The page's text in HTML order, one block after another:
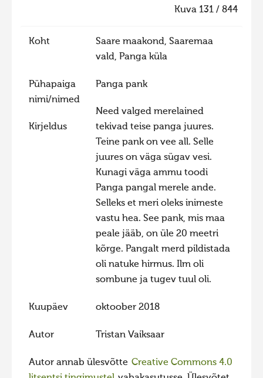
Hiite kuvavõistlus 2023 lisa
Hiite kuvavõistlus 2022
Hiite kuvavõistlus 2022 lisa
Liikuvad kuvad 2022
Hiite kuvavõistlus 2021
Hiite kuvavõistlus 2021 lisa
Liikuvad kuvad 2021
Hiite kuvavõistlus 2020 lisa
Liikuvad kuvad 2020
Hiite kuvavõistlus 2017
Hiite kuvavõistlus 2016
Hiite kuvavõistlus 2014
Kuva 131 / 844
Koht
Saare maakond, Saaremaa
vald, Panga küla
Pühapaiga
nimi/nimed
Panga pank
Kirjeldus
Need valged merelained
tekivad teise panga juures.
Teine pank on vee all. Selle
juures on väga sügav vesi.
Kunagi väga ammu toodi
Panga pangal merele ande.
Selleks et meri oleks inimeste
vastu hea. See pank, mis maa
peale jääb, on üle 20 meetri
kõrge. Pangalt merd pildistada
oli natuke hirmus. Ilm oli
sombune ja tugev tuul oli.
Kuupäev oktoober 2018
Autor Tristan Vaiksaar
Autor annab ülesvõtte Creative Commons 4.0